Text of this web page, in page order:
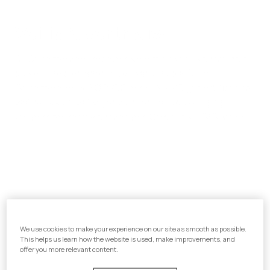
vragen
Veel antwoorden zijn te vinden op onze
We use cookies to make your experience on our site as smooth as possible.
This helps us learn how the website is used, make improvements, and
offer you more relevant content.